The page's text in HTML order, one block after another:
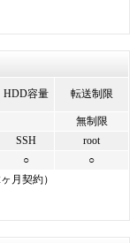
HDD容量 転送制限
無制限
SSH
root
○
○
月契約）